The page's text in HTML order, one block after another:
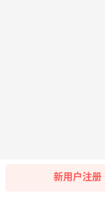
新用户注册